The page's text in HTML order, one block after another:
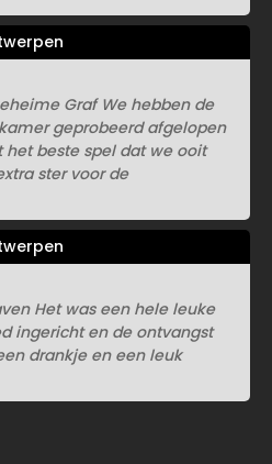
Graf We hebben de
geprobeerd afgelopen
het beste spel dat we ooit
ster voor de
Het was een hele leuke
ingericht en de ontvangst
drankje en een leuk